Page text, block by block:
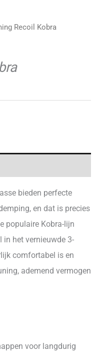
Recoil Kobra
bieden perfecte
en dat is precies
populaire Kobra-lijn
in het vernieuwde 3-
comfortabel is en
ademend vermogen
voor langdurig